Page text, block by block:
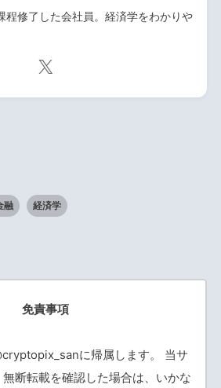
程修了した会社員。経済学をわかりや
融 経済学
免責事項
に帰属します。 当サ
断転載を確認した場合は、いかな